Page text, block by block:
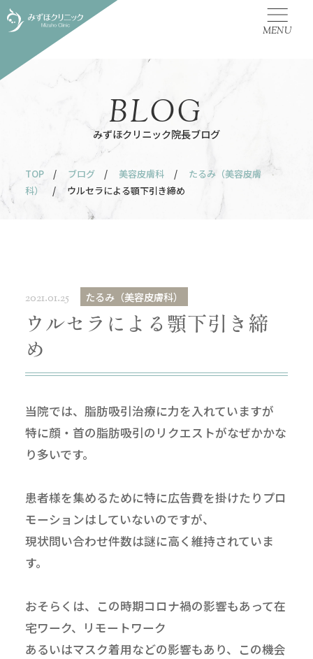
MENU
みずほクリニック院長ブログ
BLOG
TOP / ブログ / 美容皮膚科 /
たるみ（美容皮膚
科）
/ ウルセラによる顎下引き締め
2021.01.25 たるみ（美容皮膚科）
ウルセラによる顎下引き締
め
当院では、脂肪吸引治療に力を入れていますが
特に顔・首の脂肪吸引のリクエストがなぜかかな
り多いです。
患者様を集めるために特に広告費を掛けたりプロ
モーションはしていないのですが、
現状問い合わせ件数は謎に高く維持されていま
す。
おそらくは、この時期コロナ禍の影響もあって在
宅ワーク、リモートワーク
あるいはマスク着用などの影響もあり、この機会